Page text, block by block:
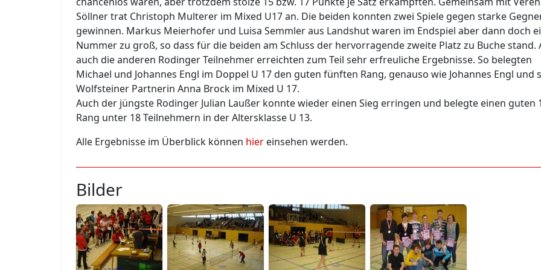
Söllner trat Christoph Multerer im Mixed U17 an. Die beiden konnten zwei Spiele gegen starke
gewinnen. Markus Meierhofer und Luisa Semmler aus Landshut waren im Endspiel aber dann doch
Nummer zu groß, so dass für die beiden am Schluss der hervorragende zweite Platz zu Buche stand.
auch die anderen Rodinger Teilnehmer erreichten zum Teil sehr erfreuliche Ergebnisse. So belegten
Michael und Johannes Engl im Doppel U 17 den guten fünften Rang, genauso wie Johannes Engl und
Wolfsteiner Partnerin Anna Brock im Mixed U 17.
Auch der jüngste Rodinger Julian Laußer konnte wieder einen Sieg erringen und belegte einen guten
Rang unter 18 Teilnehmern in der Altersklasse U 13.
Alle Ergebnisse im Überblick können hier einsehen werden.
Bilder